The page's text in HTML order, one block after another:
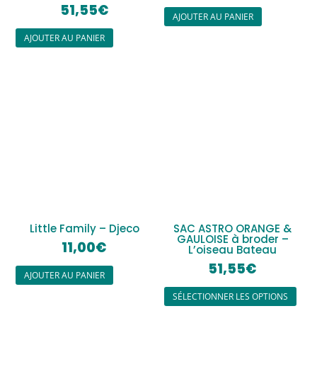
51,55€
AJOUTER AU PANIER
AJOUTER AU PANIER
Little Family – Djeco
11,00€
AJOUTER AU PANIER
SAC ASTRO ORANGE &
GAULOISE à broder –
L’oiseau Bateau
51,55€
SÉLECTIONNER LES OPTIONS